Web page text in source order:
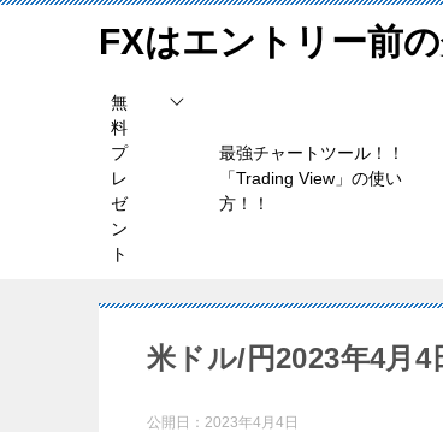
FXはエントリー前
無
料
プ
レ
ゼ
ン
ト
最強チャートツール！！
「Trading View」の使い
方！！
米ドル/円2023年4月4
公開日： 2023年4月4日